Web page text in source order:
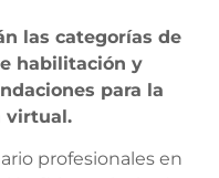
las categorías de
habilitación y
para la
virtual.
profesionales en